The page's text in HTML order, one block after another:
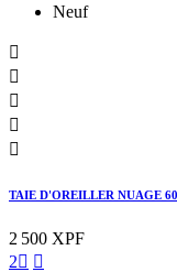
Neuf





TAIE D'OREILLER NUAGE
2 500 XPF
2 